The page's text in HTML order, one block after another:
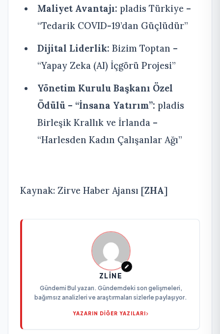
Maliyet Avantajı: pladis Türkiye –
“Tedarik COVID-19’dan Güçlüdür”
Dijital Liderlik: Bizim Toptan –
“Yapay Zeka (AI) İçgörü Projesi”
Yönetim Kurulu Başkanı Özel
Ödülü – “İnsana Yatırım”: pladis
Birleşik Krallık ve İrlanda –
“Harlesden Kadın Çalışanlar Ağı”
Kaynak: Zirve Haber Ajansı [ZHA]
ZLINE
Gündemi Bul yazarı. Gündemdeki son gelişmeleri,
bağımsız analizleri ve araştırmaları sizlerle paylaşıyor.
YAZARIN DİĞER YAZILARI